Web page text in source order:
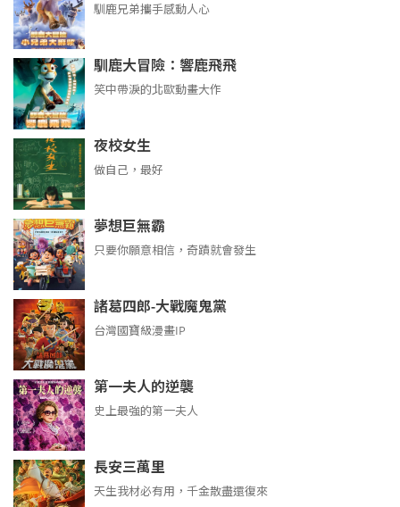
馴鹿兄弟攜手感動人心
馴鹿大冒險：響鹿飛飛
笑中帶淚的北歐動畫大作
夜校女生
做自己，最好
夢想巨無霸
只要你願意相信，奇蹟就會發生
諸葛四郎-大戰魔鬼黨
台灣國寶級漫畫IP
第一夫人的逆襲
史上最強的第一夫人
長安三萬里
天生我材必有用，千金散盡還復來